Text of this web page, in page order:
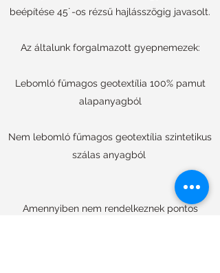
beépítése 45˙-os rézsű hajlásszögig javasolt.
Az általunk forgalmazott gyepnemezek:
Lebomló fűmagos geotextília 100% pamut
alapanyagból
Nem lebomló fűmagos geotextília szintetikus
szálas anyagból
Amennyiben nem rendelkeznek pontos